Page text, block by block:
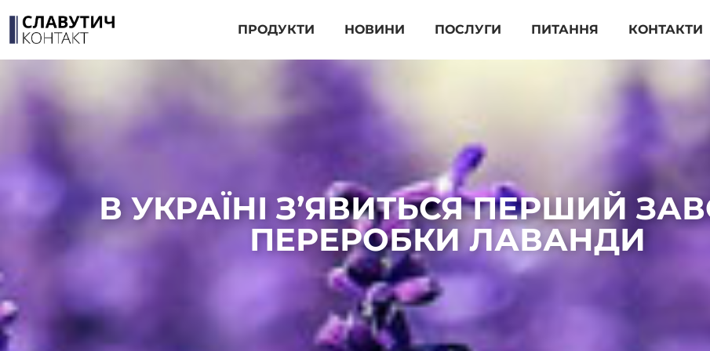
ПРОДУКТИ НОВИНИ ПОСЛУГИ ПИТАННЯ КОНТАКТИ
В УКРАЇНІ З’ЯВИТЬСЯ ПЕРШИЙ
ПЕРЕРОБКИ ЛАВАНДИ